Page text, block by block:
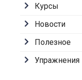
Курсы
Новости
Полезное
Упражнения